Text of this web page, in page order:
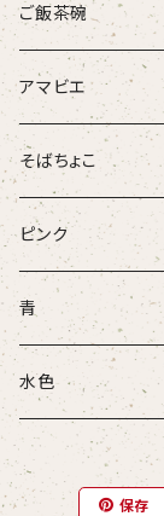
ループタイ
ブローチ
ご飯茶碗
アマビエ
そばちょこ
ピンク
青
水色
保存